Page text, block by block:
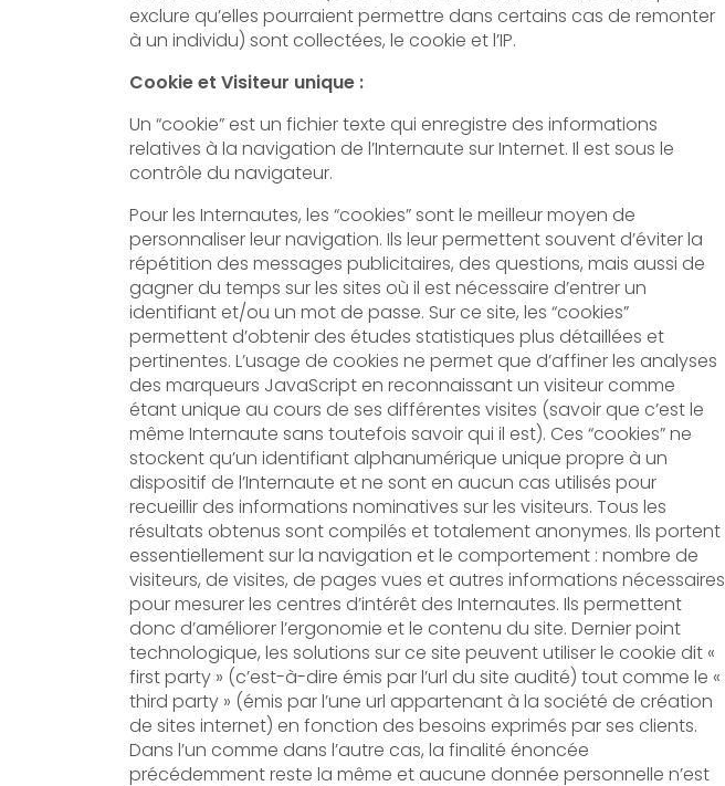
exclure qu’elles pourraient permettre dans certains cas de remonter
à un individu) sont collectées, le cookie et l’IP.
Cookie et Visiteur unique :
Un “cookie” est un fichier texte qui enregistre des informations
relatives à la navigation de l’Internaute sur Internet. Il est sous le
contrôle du navigateur.
Pour les Internautes, les “cookies” sont le meilleur moyen de
personnaliser leur navigation. Ils leur permettent souvent d’éviter la
répétition des messages publicitaires, des questions, mais aussi de
gagner du temps sur les sites où il est nécessaire d’entrer un
identifiant et/ou un mot de passe. Sur ce site, les “cookies”
permettent d’obtenir des études statistiques plus détaillées et
pertinentes. L’usage de cookies ne permet que d’affiner les analyses
des marqueurs JavaScript en reconnaissant un visiteur comme
étant unique au cours de ses différentes visites (savoir que c’est le
même Internaute sans toutefois savoir qui il est). Ces “cookies” ne
stockent qu’un identifiant alphanumérique unique propre à un
dispositif de l’Internaute et ne sont en aucun cas utilisés pour
recueillir des informations nominatives sur les visiteurs. Tous les
résultats obtenus sont compilés et totalement anonymes. Ils portent
essentiellement sur la navigation et le comportement : nombre de
visiteurs, de visites, de pages vues et autres informations nécessaires
pour mesurer les centres d’intérêt des Internautes. Ils permettent
donc d’améliorer l’ergonomie et le contenu du site. Dernier point
technologique, les solutions sur ce site peuvent utiliser le cookie dit «
first party » (c’est-à-dire émis par l’url du site audité) tout comme le «
third party » (émis par l’une url appartenant à la société de création
de sites internet) en fonction des besoins exprimés par ses clients.
Dans l’un comme dans l’autre cas, la finalité énoncée
précédemment reste la même et aucune donnée personnelle n’est